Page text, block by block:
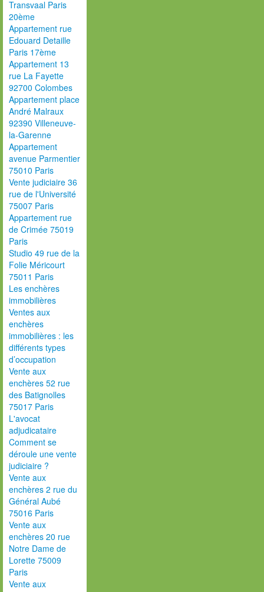
Transvaal Paris
20ème
Appartement rue
Edouard Detaille
Paris 17ème
Appartement 13
rue La Fayette
92700 Colombes
Appartement place
André Malraux
92390 Villeneuve-
la-Garenne
Appartement
avenue Parmentier
75010 Paris
Vente judiciaire 36
rue de l'Université
75007 Paris
Appartement rue
de Crimée 75019
Paris
Studio 49 rue de la
Folie Méricourt
75011 Paris
Les enchères
immobilières
Ventes aux
enchères
immobilières : les
différents types
d’occupation
Vente aux
enchères 52 rue
des Batignolles
75017 Paris
L'avocat
adjudicataire
Comment se
déroule une vente
judiciaire ?
Vente aux
enchères 2 rue du
Général Aubé
75016 Paris
Vente aux
enchères 20 rue
Notre Dame de
Lorette 75009
Paris
Vente aux